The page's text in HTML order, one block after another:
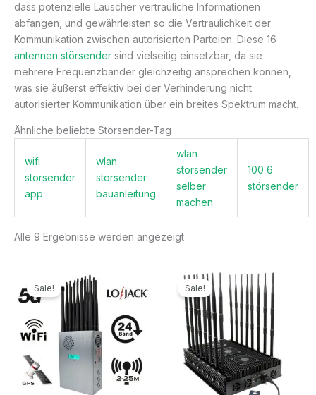
dass potenzielle Lauscher vertrauliche Informationen
abfangen, und gewährleisten so die Vertraulichkeit der
Kommunikation zwischen autorisierten Parteien. Diese 16
antennen störsender sind vielseitig einsetzbar, da sie
mehrere Frequenzbänder gleichzeitig ansprechen können,
was sie äußerst effektiv bei der Verhinderung nicht
autorisierter Kommunikation über ein breites Spektrum macht.
Ähnliche beliebte Störsender-Tag
wifi
störsender
app
wlan
störsender
bauanleitung
wlan
störsender
selber
machen
100 6
störsender
Alle 9 Ergebnisse werden angezeigt
Sale!
Preis
war:
1.299,00€
ist:
Sale!
Ursprünglicher
Preis
war:
3.399,00€
Aktueller
Preis
ist:
1.669,99€.